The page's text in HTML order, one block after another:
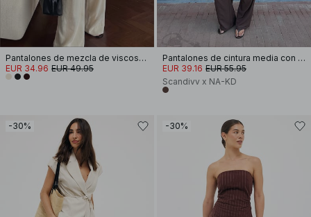
Pantalones de mezcla de viscosa anchos y de talle medio
EUR 34.96 EUR 49.95
Pantalones de cintura media con detalle de hebilla
EUR 39.16 EUR 55.95
Scandivv x NA-KD
-30% -30%